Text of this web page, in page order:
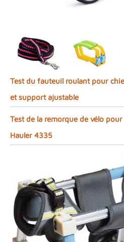
Test du fauteuil roulant pour
et support ajustable
Test de la remorque de vélo
Hauler 4335